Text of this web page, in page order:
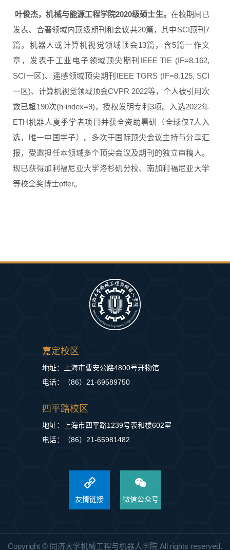
叶俊杰，机械与能源工程学院2020级硕士生。 在校期间已
发表、合著领域内顶级期刊和会议共20篇，其中SCI顶刊7
篇，机器人或计算机视觉领域顶会13篇，含5篇一作文
章，发表于工业电子领域顶尖期刊IEEE TIE (IF=8.162,
SCI一区)、遥感领域顶尖期刊IEEE TGRS (IF=8.125, SCI
一区)、计算机视觉领域顶会CVPR 2022等，个人被引用次
数已超190次(h-index=9)，授权发明专利3项。入选2022年
ETH机器人夏季学者项目并获全资助暑研（全球仅7人入
选，唯一中国学子）。多次于国际顶尖会议主持与分享汇
报，受邀担任本领域多个顶尖会议及期刊的独立审稿人。
现已获得加利福尼亚大学洛杉矶分校、南加利福尼亚大学
等校全奖博士offer。
嘉定校区
地址：上海市曹安公路4800号开物馆
电话：（86）21-69589750
四平路校区
地址：上海市四平路1239号衷和楼602室
电话：（86）21-65981482
友情链接 微信公众号
Copyright © 同济大学机械工程与机器人学院 All rights reserved.